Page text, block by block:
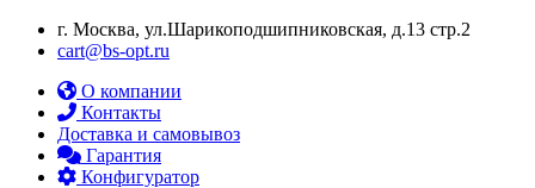
г. Москва, ул.​​Шарикоподшипниковская, д.13 стр.2
cart@bs-opt.ru
О компании
Контакты
Доставка и самовывоз
Гарантия
Конфигуратор